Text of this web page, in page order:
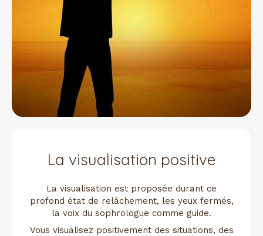
La visualisation positive
La visualisation est proposée durant ce
profond état de relâchement, les yeux fermés,
la voix du sophrologue comme guide.
Vous visualisez positivement des situations, des